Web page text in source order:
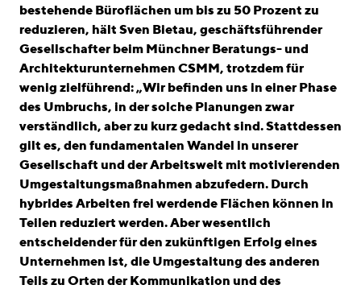
bestehende Büroflächen um bis zu 50 Prozent zu
reduzieren, hält Sven Bietau, geschäftsführender
Gesellschafter beim Münchner Beratungs- und
Architekturunternehmen CSMM, trotzdem für
wenig zielführend: „Wir befinden uns in einer Phase
des Umbruchs, in der solche Planungen zwar
verständlich, aber zu kurz gedacht sind. Stattdessen
gilt es, den fundamentalen Wandel in unserer
Gesellschaft und der Arbeitswelt mit motivierenden
Umgestaltungsmaßnahmen abzufedern. Durch
hybrides Arbeiten frei werdende Flächen können in
Teilen reduziert werden. Aber wesentlich
entscheidender für den zukünftigen Erfolg eines
Unternehmen ist, die Umgestaltung des anderen
Teils zu Orten der Kommunikation und des